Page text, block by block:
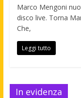
Marco Mengoni
disco live. Torna
Che,
Leggi tutto
In evidenza